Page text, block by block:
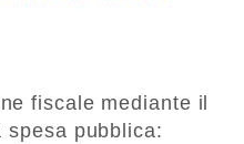
fiscale mediante il
pubblica: